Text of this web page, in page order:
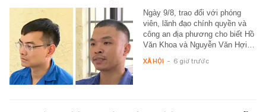
Ngày 9/8, trao đổi với phóng
viên, lãnh đạo chính quyền và
công an địa phương cho biết Hồ
Văn Khoa và Nguyễn Văn Hợi…
XÃ HỘI - 6 giờ trước